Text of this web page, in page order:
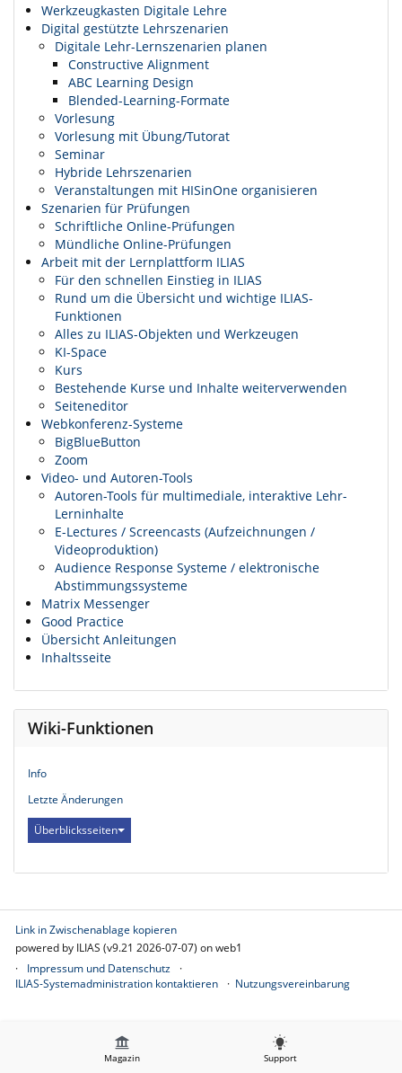
Magazin Support
Werkzeugkasten Digitale Lehre
Digital gestützte Lehrszenarien
Digitale Lehr-Lernszenarien planen
Constructive Alignment
ABC Learning Design
Blended-Learning-Formate
Vorlesung
Vorlesung mit Übung/Tutorat
Seminar
Hybride Lehrszenarien
Veranstaltungen mit HISinOne organisieren
Szenarien für Prüfungen
Schriftliche Online-Prüfungen
Mündliche Online-Prüfungen
Arbeit mit der Lernplattform ILIAS
Für den schnellen Einstieg in ILIAS
Rund um die Übersicht und wichtige ILIAS-
Funktionen
Alles zu ILIAS-Objekten und Werkzeugen
KI-Space
Kurs
Bestehende Kurse und Inhalte weiterverwenden
Seiteneditor
Webkonferenz-Systeme
BigBlueButton
Zoom
Video- und Autoren-Tools
Autoren-Tools für multimediale, interaktive Lehr-
Lerninhalte
E-Lectures / Screencasts (Aufzeichnungen /
Videoproduktion)
Audience Response Systeme / elektronische
Abstimmungssysteme
Matrix Messenger
Good Practice
Übersicht Anleitungen
Inhaltsseite
Wiki-Funktionen
Info
Letzte Änderungen
Überblicksseiten
Link in Zwischenablage kopieren
powered by ILIAS (v9.21 2026-07-07) on web1
Impressum und Datenschutz
ILIAS-Systemadministration kontaktieren
Nutzungsvereinbarung